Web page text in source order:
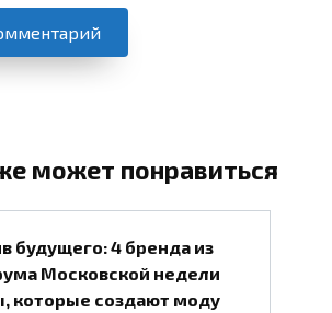
может понравиться
будущего: 4 бренда из
Московской недели
которые создают моду